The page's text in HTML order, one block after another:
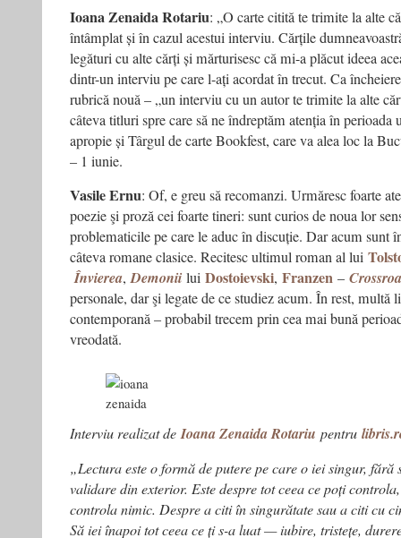
Ioana Zenaida Rotariu: „O carte citită te trimite la alte
întâmplat și în cazul acestui interviu. Cărțile
legături cu alte cărți și mărturisesc că mi-a plăcut ideea
dintr-un interviu pe care l-ați acordat în trecut. Ca
rubrică nouă – „un interviu cu un autor te trimite la alte
câteva titluri spre care să ne îndreptăm atenția în perioada
apropie și Târgul de carte Bookfest, care va alea loc la
– 1 iunie.
Vasile Ernu: Of, e greu să recomanzi. Urmăresc foarte
poezie şi proză cei foarte tineri: sunt curios de noua lor
problematicile pe care le aduc în discuție. Dar acum sunt
câteva romane clasice. Recitesc ultimul roman al lui
Învierea,Demonii lui Dostoievski, Franzen –
personale, dar şi legate de ce studiez acum. În rest, multă
contemporană – probabil trecem prin cea mai bună
vreodată.
Interviu realizat de Ioana Zenaida Rotariu pentru
„Lectura este o formă de putere pe care o iei singur, fără
validare din exterior. Este despre tot ceea ce poți
controla nimic. Despre a citi în singurătate sau a citi cu
Să iei înapoi tot ceea ce ți s-a luat — iubire, tristețe,